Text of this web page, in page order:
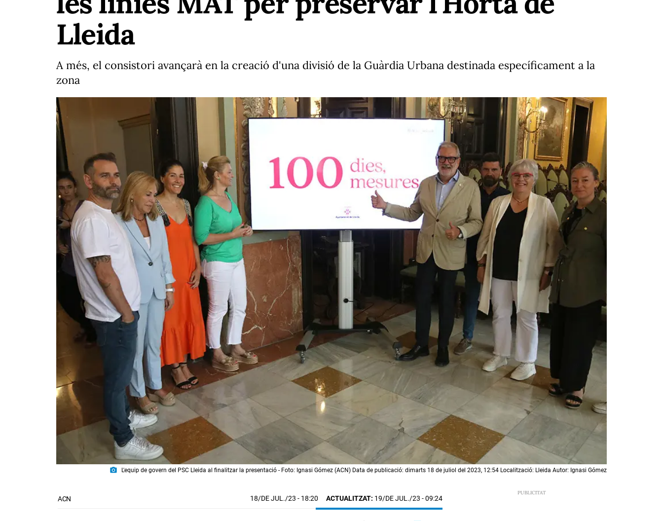
Lleida
A més, el consistori avançarà en la creació d'una divisió de la Guàrdia Urbana destinada específicament a la
zona
photo_camera L'equip de govern del PSC Lleida al finalitzar la presentació - Foto: Ignasi Gómez (ACN) Data de publicació: dimarts 18 de juliol del 2023, 12:54 Localització: Lleida Autor: Ignasi Gómez
ACN 18/DE JUL./23 - 18:20 ACTUALITZAT: 19/DE JUL./23 - 09:24